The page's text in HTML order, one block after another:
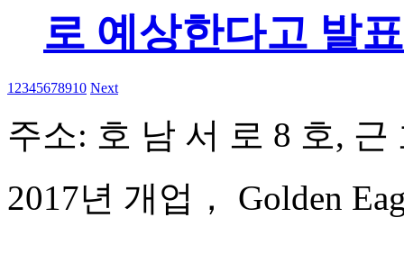
로 예상한다고 발
1 2345678910 Next
주소: 호 남 서 로 8 호, 근
2017년 개업， Golden